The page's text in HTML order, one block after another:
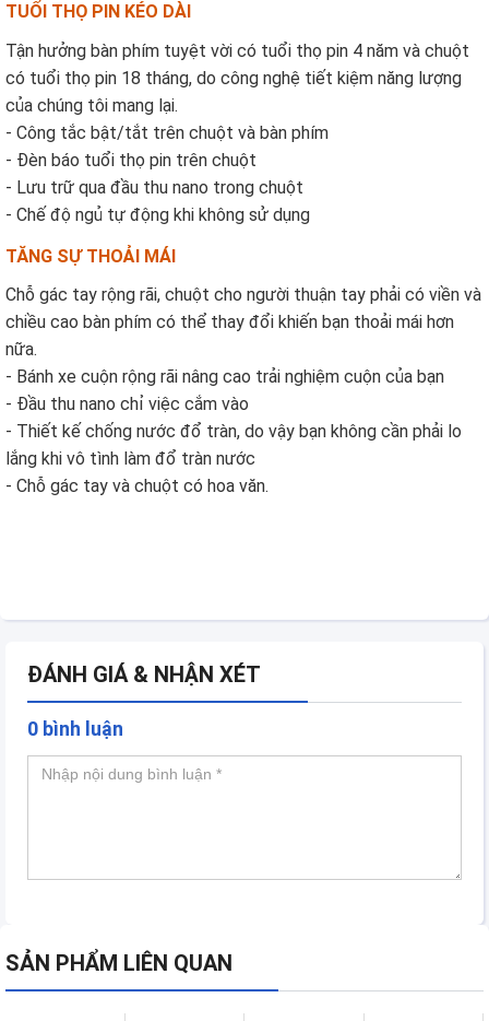
TUỔI THỌ PIN KÉO DÀI
Tận hưởng bàn phím tuyệt vời có tuổi thọ pin 4 năm và chuột
có tuổi thọ pin 18 tháng, do công nghệ tiết kiệm năng lượng
của chúng tôi mang lại.
- Công tắc bật/tắt trên chuột và bàn phím
- Đèn báo tuổi thọ pin trên chuột
- Lưu trữ qua đầu thu nano trong chuột
- Chế độ ngủ tự động khi không sử dụng
TĂNG SỰ THOẢI MÁI
Chỗ gác tay rộng rãi, chuột cho người thuận tay phải có viền và
chiều cao bàn phím có thể thay đổi khiến bạn thoải mái hơn
nữa.
- Bánh xe cuộn rộng rãi nâng cao trải nghiệm cuộn của bạn
- Đầu thu nano chỉ việc cắm vào
- Thiết kế chống nước đổ tràn, do vậy bạn không cần phải lo
lắng khi vô tình làm đổ tràn nước
- Chỗ gác tay và chuột có hoa văn.
ĐÁNH GIÁ & NHẬN XÉT
0 bình luận
SẢN PHẨM LIÊN QUAN